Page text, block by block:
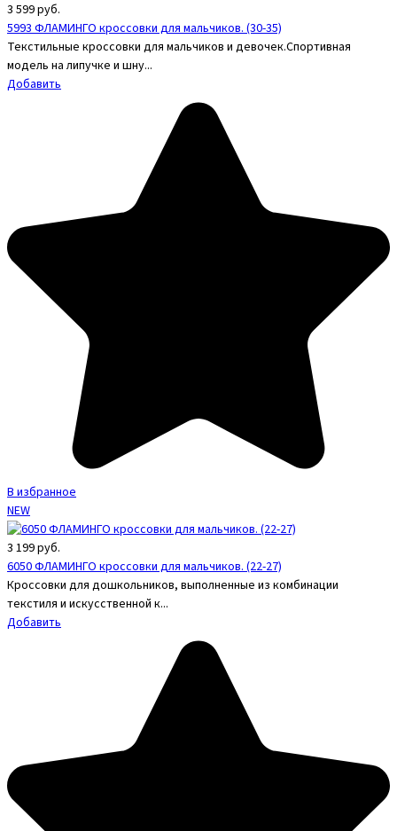
3 599руб.
5993 ФЛАМИНГО кроссовки для мальчиков. (30-35)
Текстильные кроссовки для мальчиков и девочек.Спортивная
модель на липучке и шну...
Добавить
В избранное
NEW
3 199руб.
6050 ФЛАМИНГО кроссовки для мальчиков. (22-27)
Кроссовки для дошкольников, выполненные из комбинации
текстиля и искусственной к...
Добавить